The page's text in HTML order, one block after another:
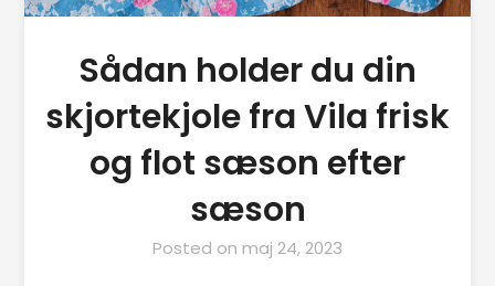
Sådan holder du din
skjortekjole fra Vila frisk
og flot sæson efter
sæson
Posted on maj 24, 2023